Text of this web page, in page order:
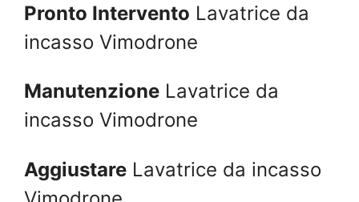
Pronto Intervento Lavatrice da
incasso Vimodrone
Manutenzione Lavatrice da
incasso Vimodrone
Aggiustare Lavatrice da incasso